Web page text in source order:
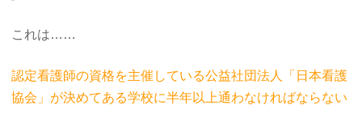
これは……
認定看護師の資格を主催している公益社団法人「日本看護
協会」が決めてある学校に半年以上通わなければならない